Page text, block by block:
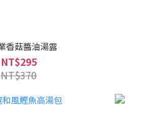
香菇醬油湯露
NT$295
NT$370